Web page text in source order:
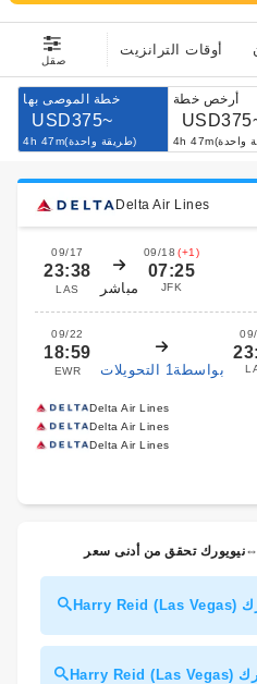
صقل
أوقات الترانزيت
خطة الموصى بها
USD375~
4h 47m(طريقة واحدة)
أرخص خطة
Delta Air Lines
09/17
23:38
LAS مباشر
09/18 (+1)
07:25
JFK
09/22
18:59
EWR بواسطة1 التحويلات
Delta Air Lines
Delta Air Lines
Delta Air Lines
تحقق من أدنى سعر